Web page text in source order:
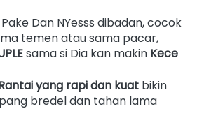
Dan NYesss dibadan, cocok
temen atau sama pacar,
sama si Dia kan makin Kece
yang rapi dan kuat bikin
bredel dan tahan lama